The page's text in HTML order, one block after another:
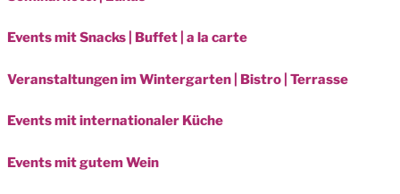
Events mit Snacks | Buffet | a la carte
Veranstaltungen im Wintergarten | Bistro | Terrasse
Events mit internationaler Küche
Events mit gutem Wein